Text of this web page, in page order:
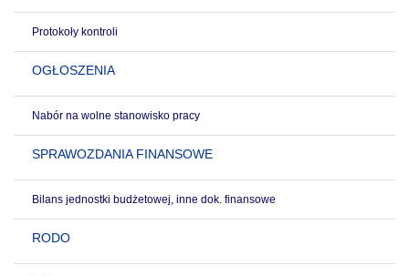
Protokoły kontroli
OGŁOSZENIA
Nabór na wolne stanowisko pracy
SPRAWOZDANIA FINANSOWE
Bilans jednostki budżetowej, inne dok. finansowe
RODO